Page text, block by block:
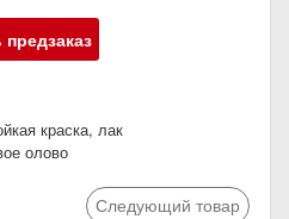
краска, лак
олово
Следующий товар